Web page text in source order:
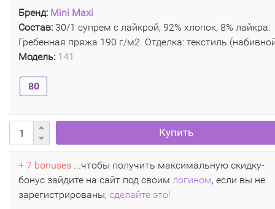
Бренд: Mini Maxi
Состав: 30/1 супрем с лайкрой, 92% хлопок, 8% лайкра.
Гребенная пряжа 190 г/м2. Отделка: текстиль
Модель: 141
80
Купить
+ 7 bonuses ...чтобы получить максимальную скидку-
бонус зайдите на сайт под своим логином, если вы не
зарегистрированы, сделайте это!